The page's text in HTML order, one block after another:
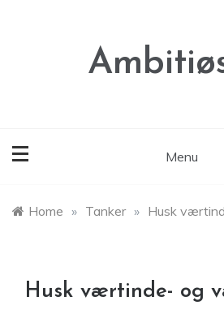
Menu
Home » Tanker » Husk
Husk værtinde- og